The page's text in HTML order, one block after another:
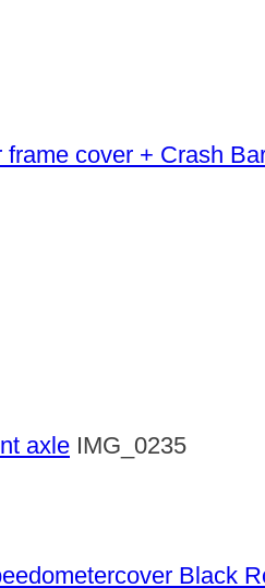
frame cover + Crash
axle IMG_0235
Black